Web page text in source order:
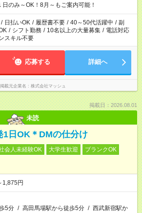
フトは
日のみ～OK！8月～もご案内可能！
/ 日払いOK / 履歴書不要 / 40～50代活躍中 / 副
/ シフト勤務 / 10名以上の大量募集 / 電話対応
スキル不要
応募する 詳細へ
掲載元企業名 株式会社マッシュ
掲載日：2026.08.01
未読
1日OK＊DMの仕分け
会人未経験OK 大学生歓迎
ブランクOK
1,875円
5分 / 高田馬場駅から徒歩5分 / 西武新宿駅か